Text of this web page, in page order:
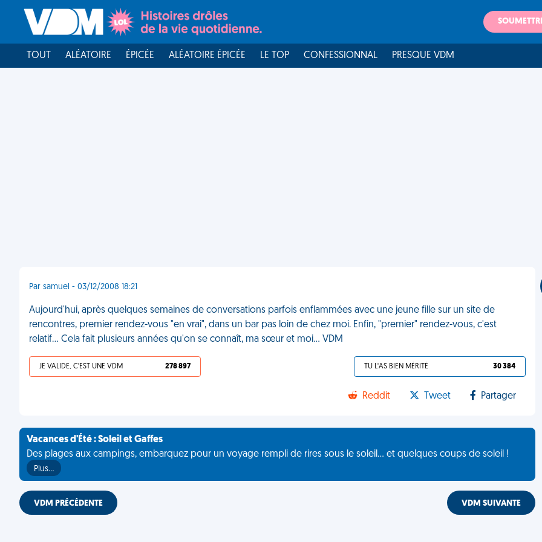
TOUT ALÉATOIRE ÉPICÉE ALÉATOIRE ÉPICÉE LE TOP CONFESSIONNAL PRESQUE VDM
Par samuel - 03/12/2008 18:21
Aujourd'hui, après quelques semaines de conversations parfois enflammées avec une jeune fille sur un site de
rencontres, premier rendez-vous "en vrai", dans un bar pas loin de chez moi. Enfin, "premier" rendez-vous, c'est
relatif... Cela fait plusieurs années qu'on se connaît, ma sœur et moi... VDM
JE VALIDE, C'EST UNE VDM 278 897 TU L'AS BIEN MÉRITÉ 30 384
Reddit Tweet Partager
Vacances d'Été : Soleil et Gaffes
Des plages aux campings, embarquez pour un voyage rempli de rires sous le soleil... et quelques coups de soleil !
Plus…
VDM PRÉCÉDENTE VDM SUIVANTE